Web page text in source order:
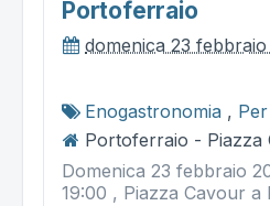
Portoferraio
domenica 23 febbraio
Enogastronomia ,
Portoferraio - Piazza
Domenica 23 febbraio
19:00 , Piazza Cavour